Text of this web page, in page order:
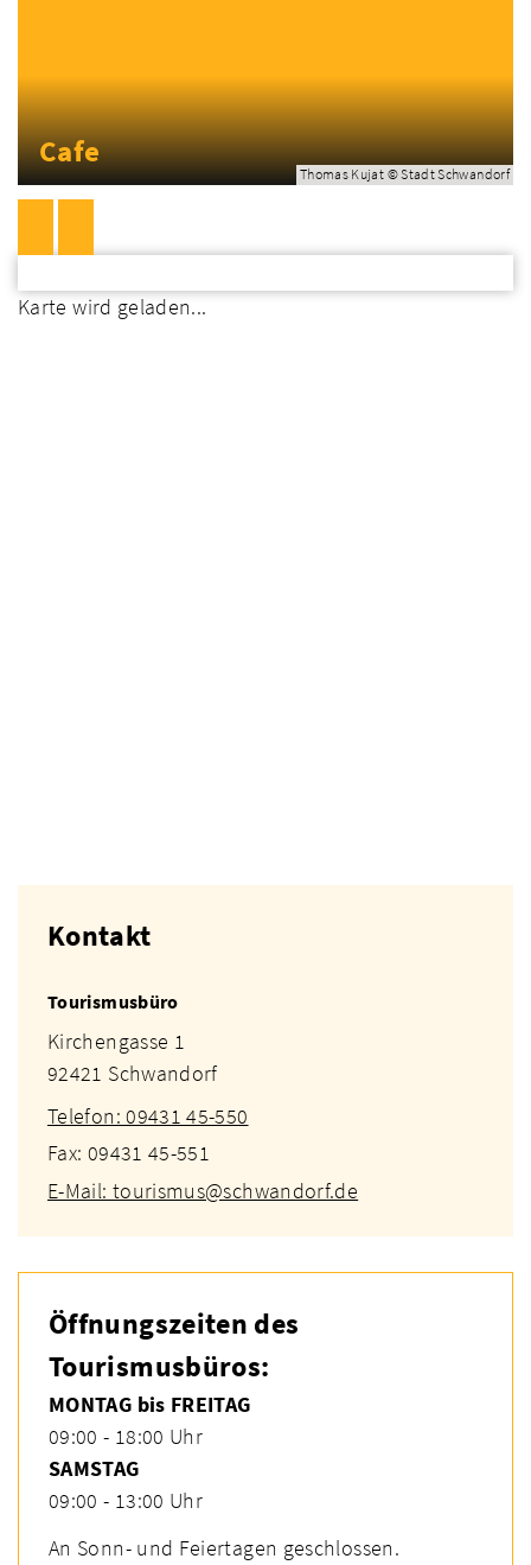
Thomas Kujat © Stadt Schwandorf
Cafe
Karte wird geladen...
Kontakt
Tourismusbüro
Kirchengasse 1
92421 Schwandorf
Telefon: 09431 45-550
Fax: 09431 45-551
E-Mail: tourismus@schwandorf.de
Öffnungszeiten des
Tourismusbüros:
MONTAG bis FREITAG
09:00 - 18:00 Uhr
SAMSTAG
09:00 - 13:00 Uhr
An Sonn- und Feiertagen geschlossen.